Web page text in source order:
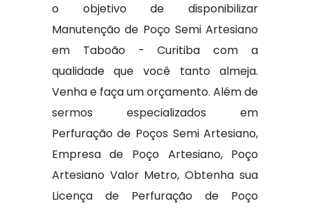
o objetivo de disponibilizar
Manutenção de Poço Semi Artesiano
em Taboão - Curitiba com a
qualidade que você tanto almeja.
Venha e faça um orçamento. Além de
sermos especializados em
Perfuração de Poços Semi Artesiano,
Empresa de Poço Artesiano, Poço
Artesiano Valor Metro, Obtenha sua
Licença de Perfuração de Poço